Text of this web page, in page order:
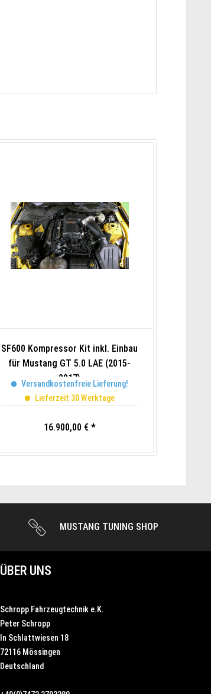
SF600 Kompressor Kit inkl. Einbau
für Mustang GT 5.0 LAE (2015-
2017)
Versandkostenfreie Lieferung!
Lieferzeit 30 Werktage
16.900,00 € *
MUSTANG TUNING SHOP
ÜBER UNS
Schropp Fahrzeugtechnik e.K.
Peter Schropp
In Schlattwiesen 18
72116 Mössingen
Deutschland